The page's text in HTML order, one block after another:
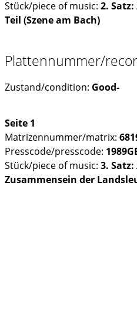
Stück/piece of music: 2.
Teil (Szene am Bach)
Plattennummer/
Zustand/condition: Good-
Seite 1
Matrizennummer/matrix:
Presscode/presscode:
Stück/piece of music: 3.
Zusammensein der